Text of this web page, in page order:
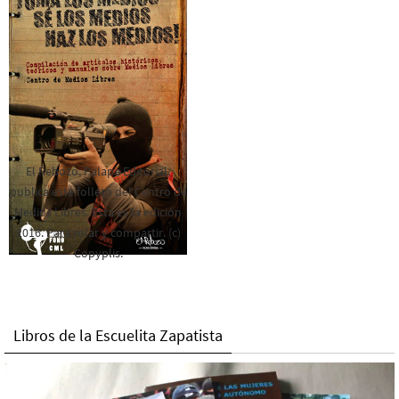
El Rebozo, Palapa Editorial,
publica este folleto del Centro de
Medios Libres. Esta es la edición
2016. Para rolar y compartir. (c)
Copyplis.
Libros de la Escuelita Zapatista